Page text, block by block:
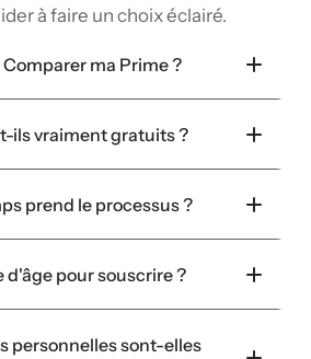
à faire un choix éclairé.
ma Prime ?
ils vraiment gratuits ?
prend le processus ?
d'âge pour souscrire ?
personnelles sont-elles